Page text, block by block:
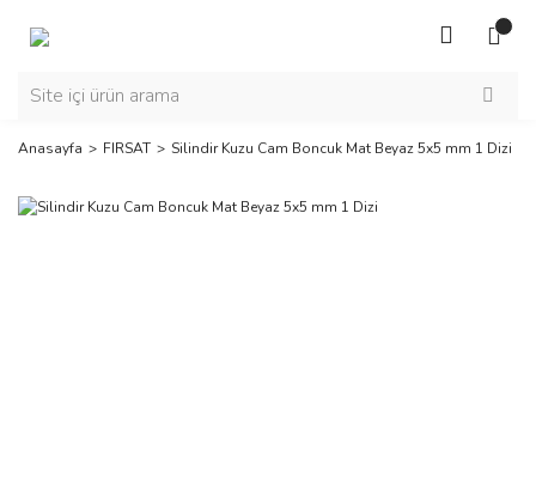
Anasayfa FIRSAT Silindir Kuzu Cam Boncuk Mat Beyaz 5x5 mm 1 Dizi